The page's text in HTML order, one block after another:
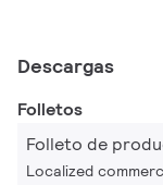
Descargas
Folletos
Folleto de
Localized